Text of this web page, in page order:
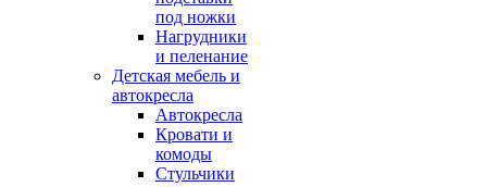
под ножки
Нагрудники
и пеленание
Детская мебель и
автокресла
Автокресла
Кровати и
комоды
Стульчики